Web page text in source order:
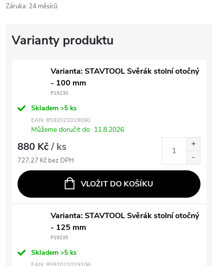
Záruka: 24 měsíců
Varianta: STAVTOOL Svěrák stolní otočný
- 100 mm
P19230
Skladem >5 ks
EAN: 8592021019090
Můžeme doručit do 11.8.2026
880 Kč/ ks
727,27 Kč bez DPH
VLOŽIT DO KOŠÍKU
Varianta: STAVTOOL Svěrák stolní otočný
- 125 mm
P19235
Skladem >5 ks